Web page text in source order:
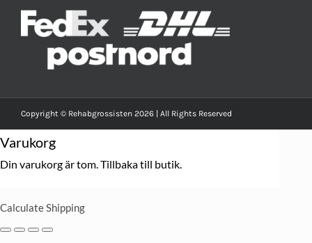
Copyright © Rehabgrossisten 2026 | All Rights Reserved
Varukorg
Din varukorg är tom.Tillbaka till butik.
Calculate Shipping